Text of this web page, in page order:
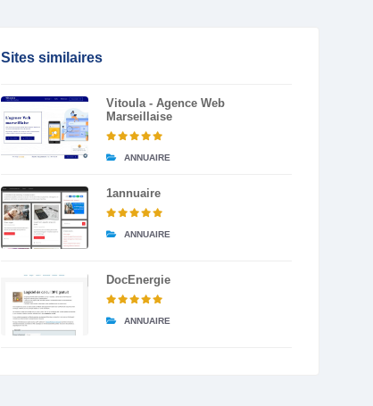
Sites similaires
Vitoula - Agence Web
Marseillaise
ANNUAIRE
1annuaire
ANNUAIRE
DocEnergie
ANNUAIRE